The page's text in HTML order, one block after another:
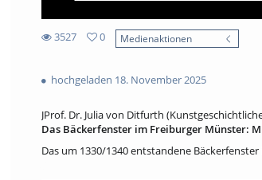
3527
views
0
Medienaktionen
hochgeladen 18. November 2025
JProf. Dr. Julia von Ditfurth
Das Bäckerfenster im Freiburger Münster:
Das um 1330/1340 entstandene